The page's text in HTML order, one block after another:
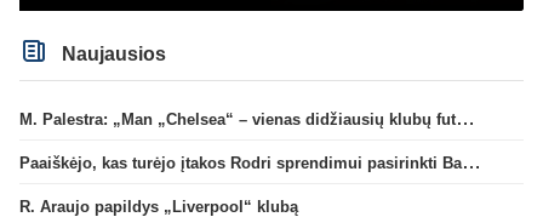
Naujausios
M. Palestra: „Man „Chelsea“ – vienas didžiausių klubų futbole“
Paaiškėjo, kas turėjo įtakos Rodri sprendimui pasirinkti Barselonos pusę
R. Araujo papildys „Liverpool“ klubą